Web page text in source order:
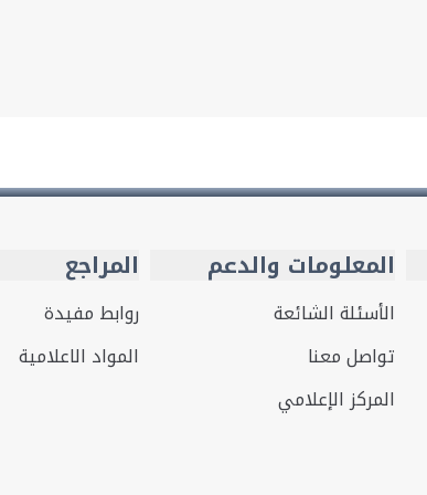
المعلومات والدعم
الأسئلة الشائعة
تواصل معنا
المركز الإعلامي
المراجع
روابط مفيدة
المواد الاعلامية